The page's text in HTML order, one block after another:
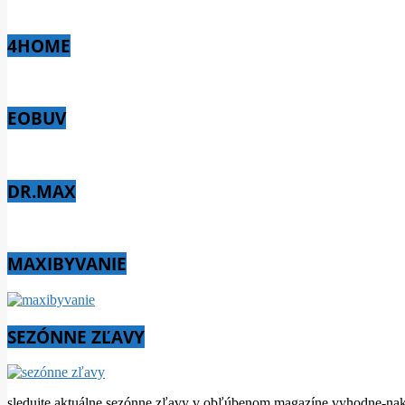
4HOME
EOBUV
DR.MAX
MAXIBYVANIE
SEZÓNNE ZĽAVY